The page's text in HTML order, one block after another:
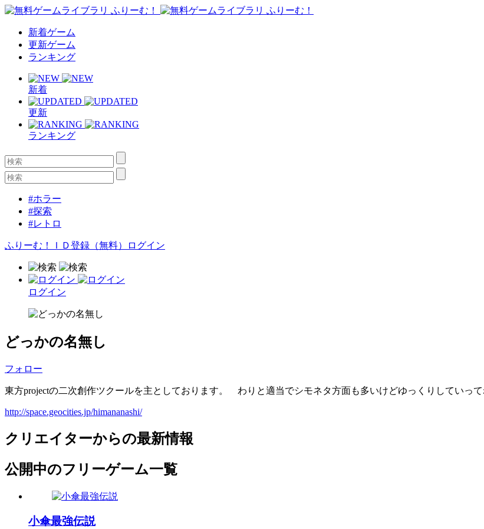
新着ゲーム
更新ゲーム
ランキング
新着
更新
ランキング
#ホラー
#探索
#レトロ
ふりーむ！ＩＤ登録（無料） ログイン
ログイン
どっかの名無し
フォロー
東方projectの二次創作ツクールを主としております。 わりと適当でシモネタ方面も多いけどゆっくりしていって
http://space.geocities.jp/himananashi/
クリエイターからの最新情報
公開中のフリーゲーム一覧
小傘最強伝説